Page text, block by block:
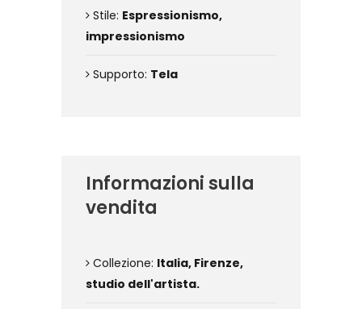
Stile: Espressionismo,
impressionismo
Supporto: Tela
Informazioni sulla
vendita
Collezione: Italia, Firenze,
studio dell'artista.